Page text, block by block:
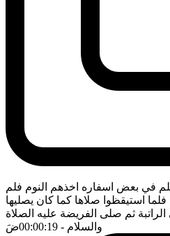
في بعض اسفاره اخذهم النوم فلم
استيقظوا صلاها كما كان يصليها
ثم صلى الفريضة عليه الصلاة
والسلام - 00:00:19 ضَ